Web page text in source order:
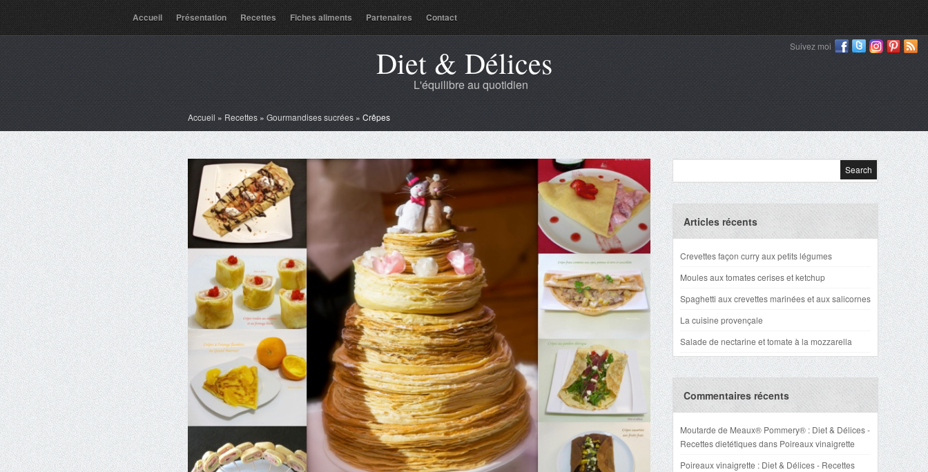
Accueil Présentation Recettes Fiches aliments Partenaires Contact
Suivez moi
Diet & Délices
L'équilibre au quotidien
Accueil » Recettes » Gourmandises sucrées » Crêpes
Articles récents
Crevettes façon curry aux petits légumes
Moules aux tomates cerises et ketchup
Spaghetti aux crevettes marinées et aux salicornes
La cuisine provençale
Salade de nectarine et tomate à la mozzarella
Commentaires récents
Moutarde de Meaux® Pommery® : Diet & Délices -
Recettes dietétiquesdans Poireaux vinaigrette
Poireaux vinaigrette : Diet & Délices - Recettes